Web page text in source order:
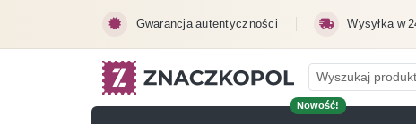
Gwarancja autentyczności Wysyłka w
Nowość!